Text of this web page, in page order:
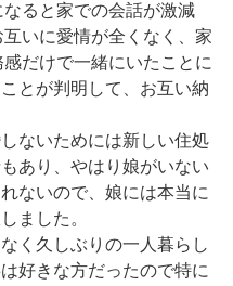
ると家での会話が激減
互いに愛情が全くなく、家
だけで一緒にいたことに
とが判明して、お互い納
ないためには新しい住処
あり、やはり娘がいない
ないので、娘には本当に
ました。
く久しぶりの一人暮らし
好きな方だったので特に